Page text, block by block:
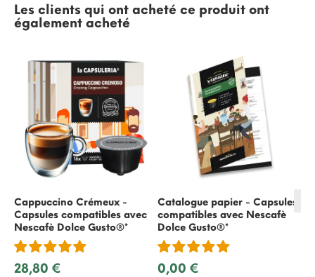
Les clients qui ont acheté ce produit ont
également acheté
Cappuccino Crémeux -
Capsules compatibles avec
Nescafè Dolce Gusto®*
28,80 €
Catalogue papier - Capsules
compatibles avec Nescafè
Dolce Gusto®*
0,00 €